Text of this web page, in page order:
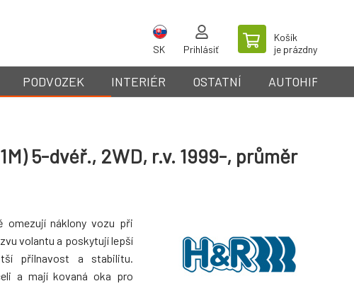
SK Prihlásiť
Košík
je prázdny
PODVOZEK INTERIÉR OSTATNÍ AUTOHIFI
5-dvéř., 2WD, r.v. 1999-, průměr
omezují náklony vozu při
volantu a poskytují lepší
přilnavost a stabilitu.
a mají kovaná oka pro